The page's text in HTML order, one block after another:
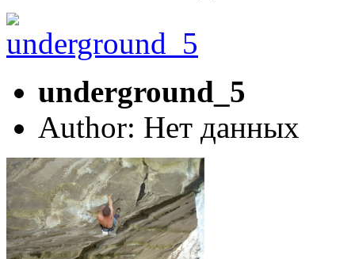
underground_5
Author: Нет данных